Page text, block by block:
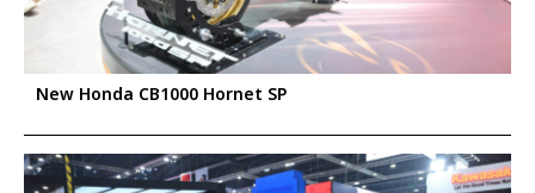
New Honda CB1000 Hornet SP